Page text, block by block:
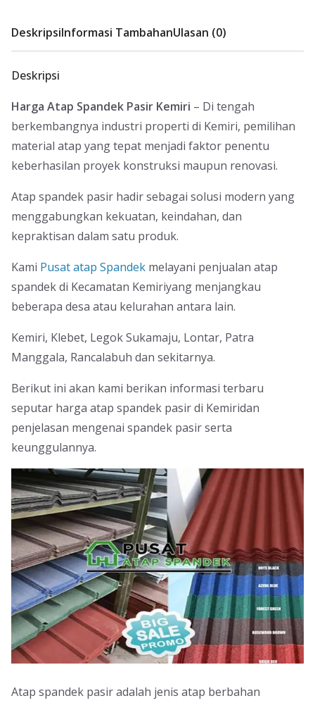
DeskripsiInformasi TambahanUlasan (0)
Deskripsi
Harga Atap Spandek Pasir Kemiri – Di tengah
berkembangnya industri properti di Kemiri, pemilihan
material atap yang tepat menjadi faktor penentu
keberhasilan proyek konstruksi maupun renovasi.
Atap spandek pasir hadir sebagai solusi modern yang
menggabungkan kekuatan, keindahan, dan
kepraktisan dalam satu produk.
Kami Pusat atap Spandek melayani penjualan atap
spandek di Kecamatan Kemiriyang menjangkau
beberapa desa atau kelurahan antara lain.
Kemiri, Klebet, Legok Sukamaju, Lontar, Patra
Manggala, Rancalabuh dan sekitarnya.
Berikut ini akan kami berikan informasi terbaru
seputar harga atap spandek pasir di Kemiridan
penjelasan mengenai spandek pasir serta
keunggulannya.
Atap spandek pasir adalah jenis atap berbahan